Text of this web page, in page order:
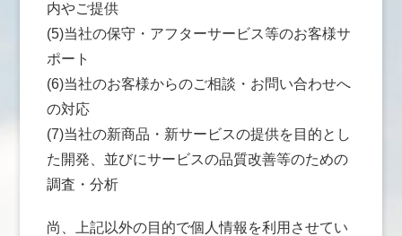
内やご提供
(5)当社の保守・アフターサービス等のお客様サ
ポート
(6)当社のお客様からのご相談・お問い合わせへ
の対応
(7)当社の新商品・新サービスの提供を目的とし
た開発、並びにサービスの品質改善等のための
調査・分析
尚、上記以外の目的で個人情報を利用させてい